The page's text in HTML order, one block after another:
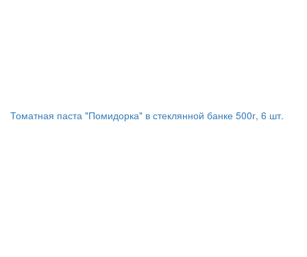
Томатная паста "Помидорка" в стеклянной банке 500г, 6 шт.